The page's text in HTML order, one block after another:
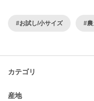
#お試し/小サイズ #農
カテゴリ
産地